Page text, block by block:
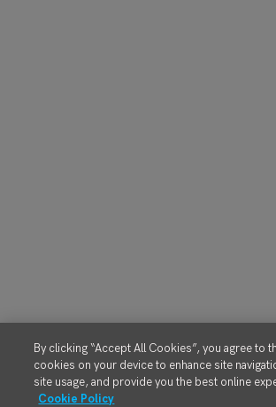
By clicking “Accept All Cookies”, you agree to
cookies on your device to enhance site
site usage, and provide you the best online
Cookie Policy